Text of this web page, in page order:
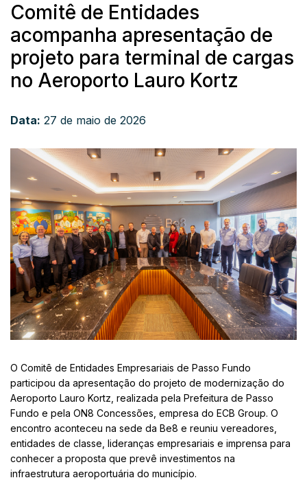
Comitê de Entidades
acompanha apresentação de
projeto para terminal de cargas
no Aeroporto Lauro Kortz
Data: 27 de maio de 2026
O Comitê de Entidades Empresariais de Passo Fundo
participou da apresentação do projeto de modernização do
Aeroporto Lauro Kortz, realizada pela Prefeitura de Passo
Fundo e pela ON8 Concessões, empresa do ECB Group. O
encontro aconteceu na sede da Be8 e reuniu vereadores,
entidades de classe, lideranças empresariais e imprensa para
conhecer a proposta que prevê investimentos na
infraestrutura aeroportuária do município.